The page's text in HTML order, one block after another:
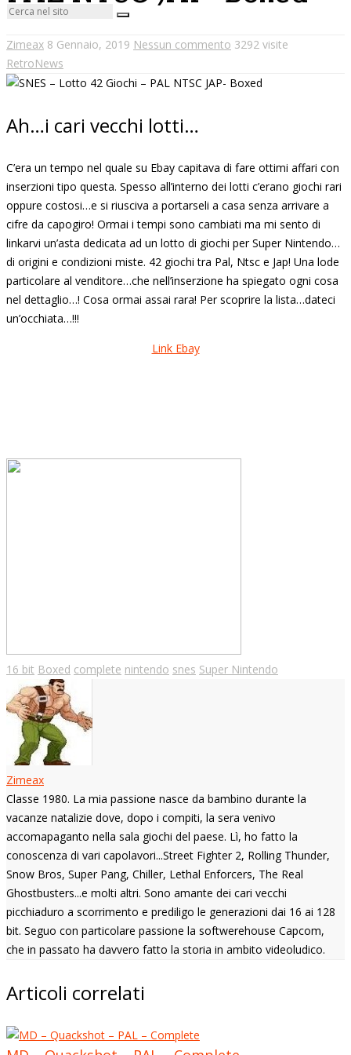
Zimeax 8 Gennaio, 2019 Nessun commento 3292 visite
RetroNews
Ah…i cari vecchi lotti…
C’era un tempo nel quale su Ebay capitava di fare ottimi affari con
inserzioni tipo questa. Spesso all’interno dei lotti c’erano giochi rari
oppure costosi…e si riusciva a portarseli a casa senza arrivare a
cifre da capogiro! Ormai i tempi sono cambiati ma mi sento di
linkarvi un’asta dedicata ad un lotto di giochi per Super Nintendo…
di origini e condizioni miste. 42 giochi tra Pal, Ntsc e Jap! Una lode
particolare al venditore…che nell’inserzione ha spiegato ogni cosa
nel dettaglio…! Cosa ormai assai rara! Per scoprire la lista…dateci
un’occhiata…!!!
Link Ebay
16 bit Boxed complete nintendo snes Super Nintendo
Zimeax
Classe 1980. La mia passione nasce da bambino durante la
vacanze natalizie dove, dopo i compiti, la sera venivo
accomapaganto nella sala giochi del paese. Lì, ho fatto la
conoscenza di vari capolavori...Street Fighter 2, Rolling Thunder,
Snow Bros, Super Pang, Chiller, Lethal Enforcers, The Real
Ghostbusters...e molti altri. Sono amante dei cari vecchi
picchiaduro a scorrimento e prediligo le generazioni dai 16 ai 128
bit. Seguo con particolare passione la softwerehouse Capcom,
che in passato ha davvero fatto la storia in ambito videoludico.
Articoli correlati